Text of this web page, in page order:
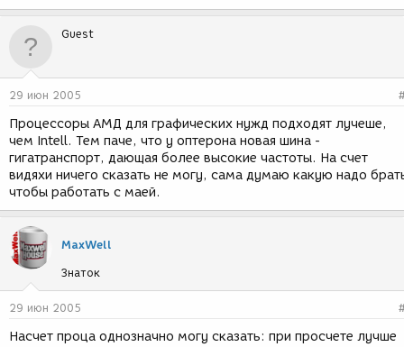
Guest
29 июн 2005
Процессоры АМД для графических нужд подходят лучеше,
чем Intell. Тем паче, что у оптерона новая шина -
гигатранспорт, дающая более высокие частоты. На счет
видяхи ничего сказать не могу, сама думаю какую надо
чтобы работать с маей.
MaxWell
Знаток
29 июн 2005
Насчет проца однозначно могу сказать: при просчете лучше